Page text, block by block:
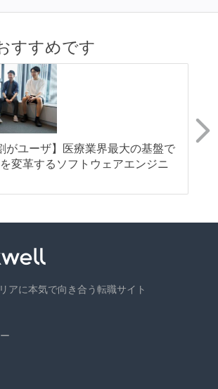
すすめです
がユーザ】医療業界最大の基盤で
変革するソフトウェアエンジニ
アに本気で向き合う転職サイト